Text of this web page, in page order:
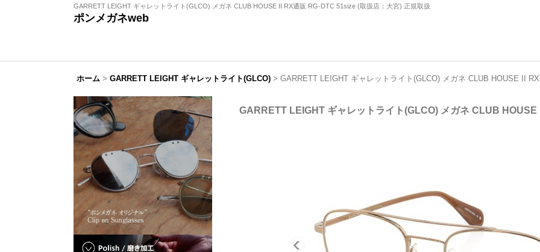
GARRETT LEIGHT ギャレットライト(GLCO) メガネ CLUB HOUSE II RX通販 RG-DTC 51size (取扱店：大宮) 正規取扱
ポンメガネweb
ホーム > GARRETT LEIGHT ギャレットライト(GLCO) > GARRETT LEIGHT ギャレットライト(GLCO) メガネ CLUB HOUSE II RX
GARRETT LEIGHT ギャレットライト(GLCO) メガネ CLUB HOUSE